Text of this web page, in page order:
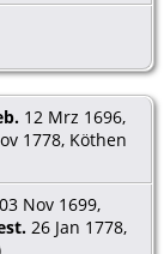
12 Mrz 1696,
1778, Köthen
03 Nov 1699,
26 Jan 1778,